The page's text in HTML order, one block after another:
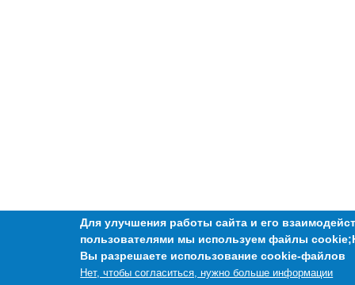
Для улучшения работы сайта и его
пользователями мы используем файлы
Вы разрешаете использование cookie-файлов
Нет, чтобы согласиться, нужно больше информации